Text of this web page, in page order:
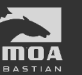
Abuztuaren 2a / 2 de
Abuztuaren 9a / 9 de
Abuztaren 12a / 12 de